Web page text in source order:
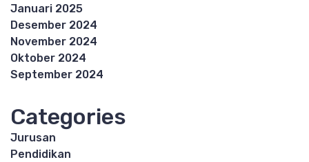
Januari 2025
Desember 2024
November 2024
Oktober 2024
September 2024
Categories
Jurusan
Pendidikan